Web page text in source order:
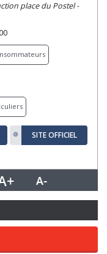
place du Postel -
SITE OFFICIEL